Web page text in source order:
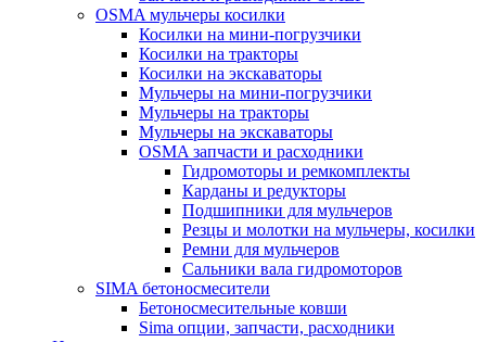
OSMA мульчеры косилки
Косилки на мини-погрузчики
Косилки на тракторы
Косилки на экскаваторы
Мульчеры на мини-погрузчики
Мульчеры на тракторы
Мульчеры на экскаваторы
OSMA запчасти и расходники
Гидромоторы и ремкомплекты
Карданы и редукторы
Подшипники для мульчеров
Резцы и молотки на мульчеры, косилки
Ремни для мульчеров
Сальники вала гидромоторов
SIMA бетоносмесители
Бетоносмесительные ковши
Sima опции, запчасти, расходники